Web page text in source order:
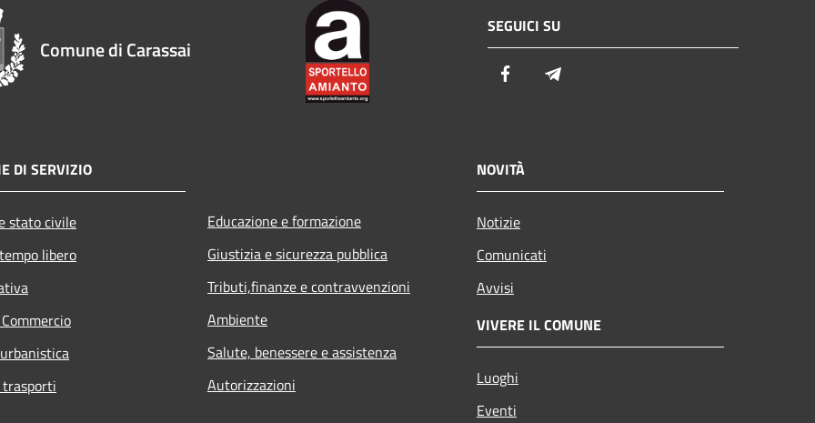
Comune di Carassai
SEGUICI SU
Facebook
DI SERVIZIO
stato civile
libero
Educazione e formazione
Giustizia e sicurezza pubblica
Tributi,finanze e contravvenzioni
Ambiente
Salute, benessere e assistenza
Autorizzazioni
NOVITÀ
Notizie
Comunicati
Avvisi
VIVERE IL COMUNE
Luoghi
Eventi